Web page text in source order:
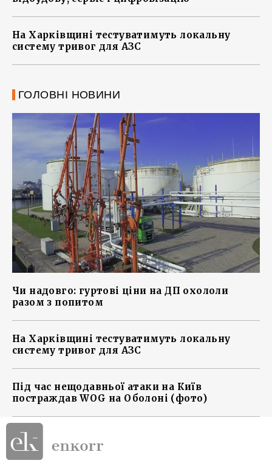
На Харківщині тестуватимуть локальну
систему тривог для АЗС
ГОЛОВНІ НОВИНИ
Чи надовго: гуртові ціни на ДП охололи
разом з попитом
На Харківщині тестуватимуть локальну
систему тривог для АЗС
Під час нещодавньої атаки на Київ
постраждав WOG на Оболоні (фото)